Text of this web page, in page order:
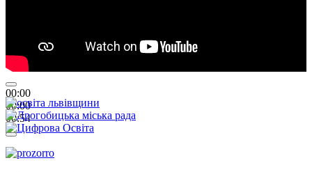
00:00
00:00
00:54